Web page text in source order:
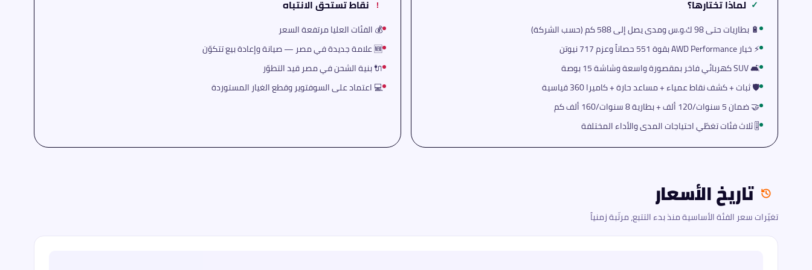
✓ لماذا تختارها؟
🔋 بطاريات حتى 98 ك.و.س ومدى يصل إلى 588 كم (حسب الشركة)
⚡ خيار AWD Performance بقوة 551 حصاناً وعزم 717 نيوتن
🛋️ SUV كهربائي فاخر بمقصورة واسعة وشاشة 15 بوصة
🛡️ ثبات + كشف نقاط عمياء + مساعد حارة + كاميرا 360 قياسية
🤝 ضمان 5 سنوات/120 ألف + بطارية 8 سنوات/160 ألف كم
🎚️ ثلاث فئات تغطّي احتياجات المدى والأداء المختلفة
! نقاط تستحق الانتباه
💰 الفئات العليا مرتفعة السعر
🆕 علامة جديدة في مصر — صيانة وإعادة بيع تتكوّن
🔌 بنية الشحن في مصر قيد التطوّر
💻 اعتماد على السوفتوير وقطع الغيار المستوردة
تاريخ الأسعار
تغيّرات سعر الفئة الأساسية منذ بدء التتبع، مرتّبة زمنياً